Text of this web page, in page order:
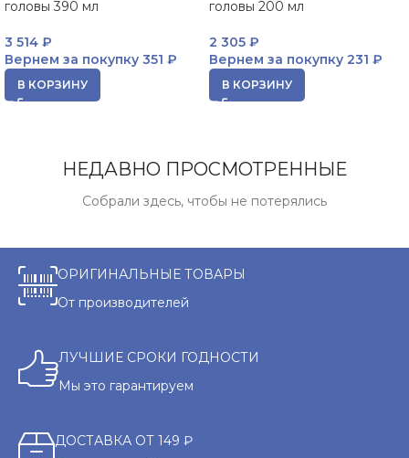
головы 390 мл
3 514 ₽
Вернем за покупку 351 ₽
В КОРЗИНУ
головы 200 мл
2 305 ₽
Вернем за покупку 231 ₽
В КОРЗИНУ
НЕДАВНО ПРОСМОТРЕННЫЕ
Собрали здесь, чтобы не потерялись
ОРИГИНАЛЬНЫЕ ТОВАРЫ
От производителей
ЛУЧШИЕ СРОКИ ГОДНОСТИ
Мы это гарантируем
ДОСТАВКА ОТ 149 ₽